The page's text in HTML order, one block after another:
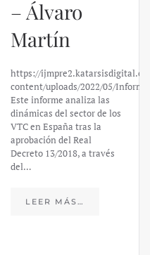
wp-
El caso de
Silicon
Valley Bank:
un análisis
financiero –
Daniel
Fernández